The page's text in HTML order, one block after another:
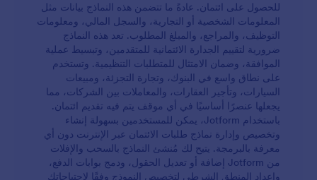
للحصول على ائتمان. عادةً ما تتضمن هذه النماذج بيانات مثل
المعلومات الشخصية أو التجارية، والسجل المالي، ومعلومات
التوظيف، والمراجع، والمبلغ المطلوب. تعد هذه النماذج
ضرورية لتقييم الجدارة الائتمانية للمتقدمين، وتبسيط عملية
الموافقة، وضمان الامتثال للمتطلبات التنظيمية. وتستخدم
على نطاق واسع في البنوك، وتجارة التجزئة، ومبيعات
السيارات، وتأجير العقارات، والمعاملات بين الشركات، مما
يجعلها عنصرًا أساسيًا في أي موقف يتم فيه تقديم ائتمان.
باستخدام Jotform، يمكن للمستخدمين بسهولة إنشاء
وتخصيص وإدارة نماذج طلبات الائتمان عبر الإنترنت دون أي
معرفة بالبرمجة. يتيح لك مُنشئ النماذج بالسحب والإفلات
من Jotform إضافة أو تعديل الحقول، ودمج بوابات الدفع،
وإعداد المنطق الشرطي لتخصيص النموذج وفقًا لاحتياجاتك